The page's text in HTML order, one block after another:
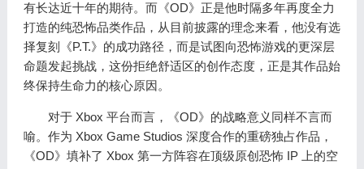
有长达近十年的期待。而《OD》正是他时隔多年再度全力
打造的纯恐怖品类作品，从目前披露的理念来看，他没有选
择复刻《P.T.》的成功路径，而是试图向恐怖游戏的更深层
命题发起挑战，这份拒绝舒适区的创作态度，正是其作品始
终保持生命力的核心原因。
对于 Xbox 平台而言，《OD》的战略意义同样不言而
喻。作为 Xbox Game Studios 深度合作的重磅独占作品，
《OD》填补了 Xbox 第一方阵容在顶级原创恐怖 IP 上的空